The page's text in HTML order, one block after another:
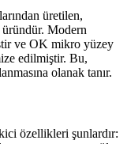
üretilen,
üründür. Modern
ve OK mikro yüzey
edilmiştir. Bu,
olanak tanır.
özellikleri şunlardır: